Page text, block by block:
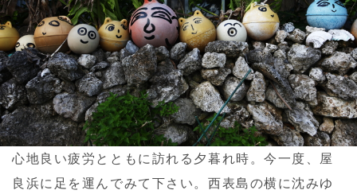
心地良い疲労とともに訪れる夕暮れ時。今一度、屋
良浜に足を運んでみて下さい。西表島の横に沈みゆ